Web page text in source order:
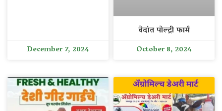
December 7, 2024
वेदांत पोल्ट्री फार्म
October 8, 2024